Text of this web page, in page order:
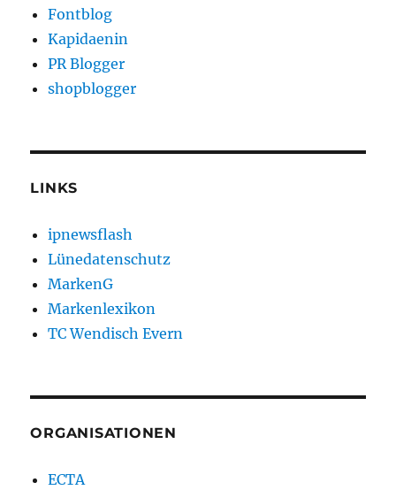
Fontblog
Kapidaenin
PR Blogger
shopblogger
LINKS
ipnewsflash
Lünedatenschutz
MarkenG
Markenlexikon
TC Wendisch Evern
ORGANISATIONEN
ECTA